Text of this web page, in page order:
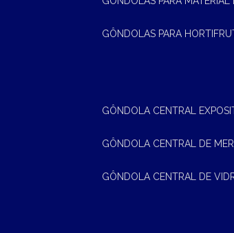
GÔNDOLAS PARA
GÔNDOLA CENTRAL
GÔNDOLA CENTRAL DE
GÔNDOLA CENTRAL DE